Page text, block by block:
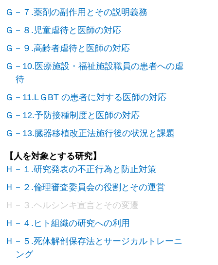
Ｇ－７.薬剤の副作用とその説明義務
Ｇ－８.児童虐待と医師の対応
Ｇ－９.高齢者虐待と医師の対応
Ｇ－10.医療施設・福祉施設職員の患者への虐
待
Ｇ－11.LＧBT の患者に対する医師の対応
Ｇ－12.予防接種制度と医師の対応
Ｇ－13.臓器移植改正法施行後の状況と課題
【人を対象とする研究】
Ｈ－１.研究発表の不正行為と防止対策
Ｈ－２.倫理審査委員会の役割とその運営
Ｈ－３.ヘルシンキ宣言とその変遷
Ｈ－４.ヒト組織の研究への利用
Ｈ－５.死体解剖保存法とサージカルトレーニ
ング